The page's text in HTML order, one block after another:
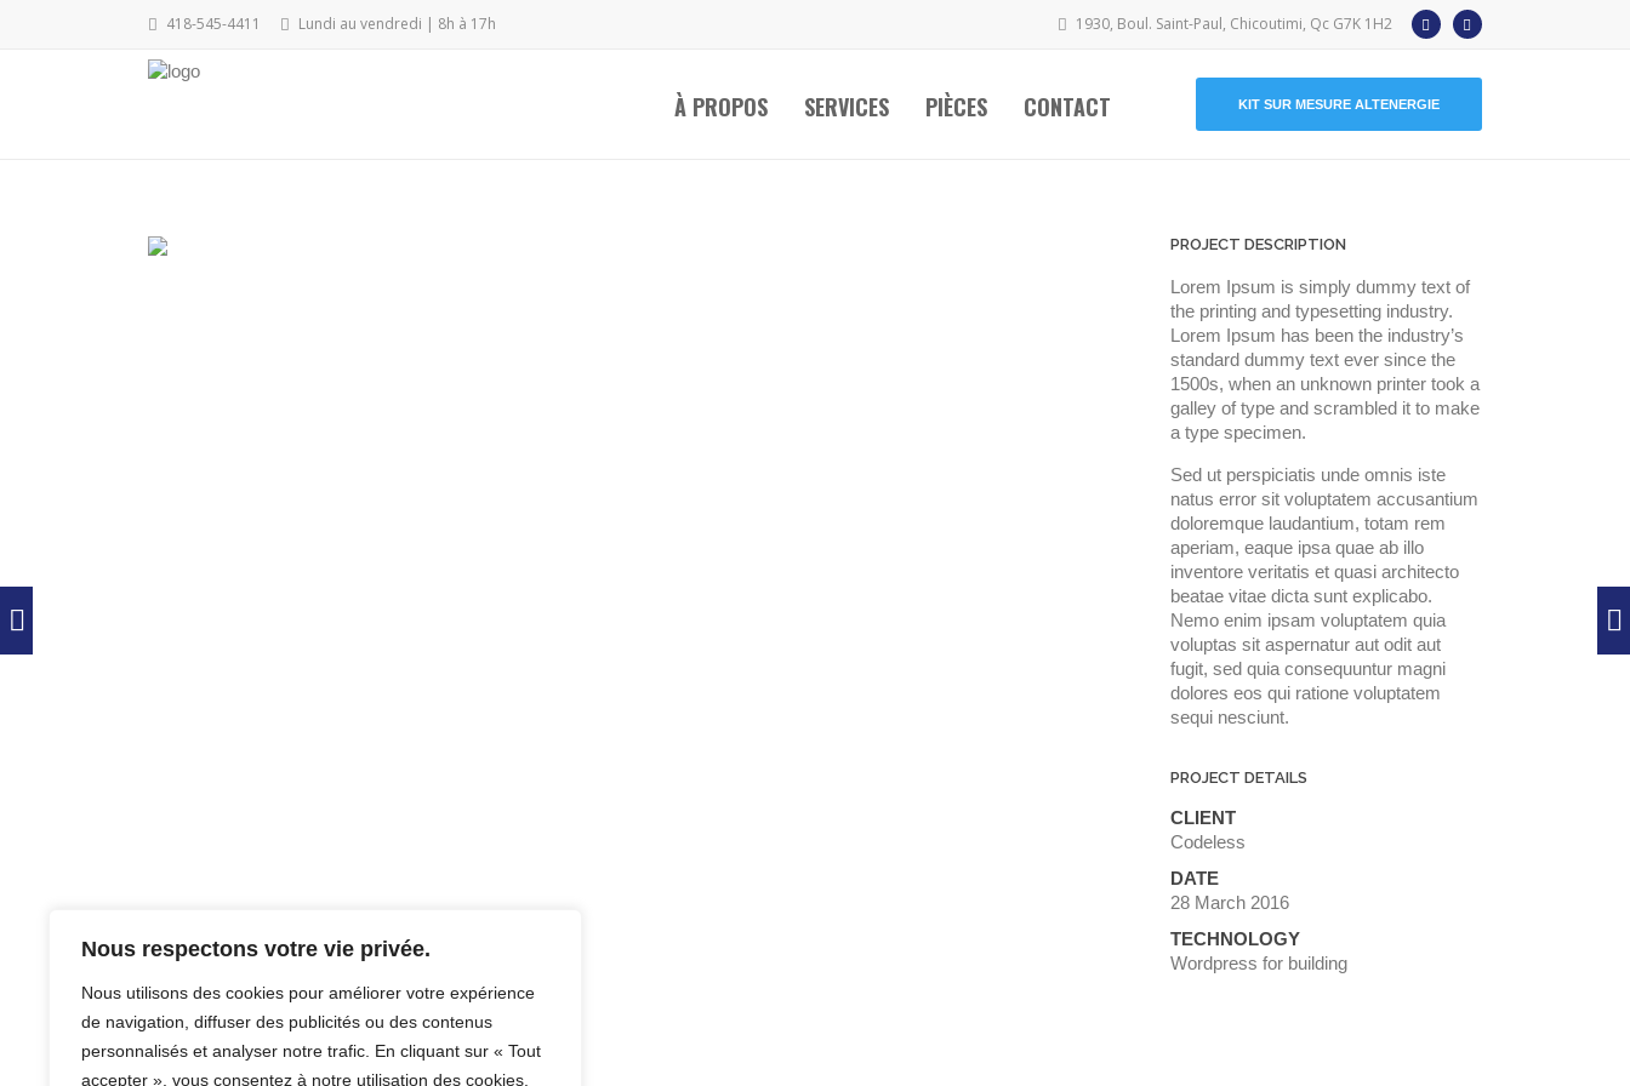
Nous respectons votre vie privée.
Nous utilisons des cookies pour améliorer votre expérience
de navigation, diffuser des publicités ou des contenus
personnalisés et analyser notre trafic. En cliquant sur « Tout
accepter », vous consentez à notre utilisation des cookies.
418-545-4411 Lundi au vendredi | 8h à 17h 1930, Boul. Saint-Paul, Chicoutimi, Qc G7K 1H2
KIT SUR MESURE ALTENERGIE
À PROPOS SERVICES PIÈCES CONTACT
PROJECT DESCRIPTION
Lorem Ipsum is simply dummy text of
the printing and typesetting industry.
Lorem Ipsum has been the industry’s
standard dummy text ever since the
1500s, when an unknown printer took a
galley of type and scrambled it to make
a type specimen.
Sed ut perspiciatis unde omnis iste
natus error sit voluptatem accusantium
doloremque laudantium, totam rem
aperiam, eaque ipsa quae ab illo
inventore veritatis et quasi architecto
beatae vitae dicta sunt explicabo.
Nemo enim ipsam voluptatem quia
voluptas sit aspernatur aut odit aut
fugit, sed quia consequuntur magni
dolores eos qui ratione voluptatem
sequi nesciunt.
PROJECT DETAILS
CLIENT
Codeless
DATE
28 March 2016
TECHNOLOGY
Wordpress for building